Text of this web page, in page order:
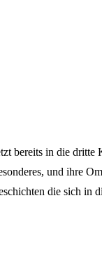
bereits in die dritte
und ihre
die sich in